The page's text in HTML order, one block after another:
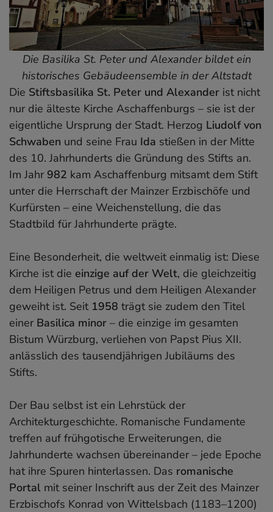
Die Basilika St. Peter und Alexander bildet ein
historisches Gebäudeensemble in der Altstadt
Die Stiftsbasilika St. Peter und Alexander ist nicht
nur die älteste Kirche Aschaffenburgs – sie ist der
eigentliche Ursprung der Stadt. Herzog Liudolf von
Schwaben und seine Frau Ida stießen in der Mitte
des 10. Jahrhunderts die Gründung des Stifts an.
Im Jahr 982 kam Aschaffenburg mitsamt dem Stift
unter die Herrschaft der Mainzer Erzbischöfe und
Kurfürsten – eine Weichenstellung, die das
Stadtbild für Jahrhunderte prägte.
Eine Besonderheit, die weltweit einmalig ist: Diese
Kirche ist die einzige auf der Welt, die gleichzeitig
dem Heiligen Petrus und dem Heiligen Alexander
geweiht ist. Seit 1958 trägt sie zudem den Titel
einer Basilica minor – die einzige im gesamten
Bistum Würzburg, verliehen von Papst Pius XII.
anlässlich des tausendjährigen Jubiläums des
Stifts.
Der Bau selbst ist ein Lehrstück der
Architekturgeschichte. Romanische Fundamente
treffen auf frühgotische Erweiterungen, die
Jahrhunderte wachsen übereinander – jede Epoche
hat ihre Spuren hinterlassen. Das romanische
Portal mit seiner Inschrift aus der Zeit des Mainzer
Erzbischofs Konrad von Wittelsbach (1183–1200)